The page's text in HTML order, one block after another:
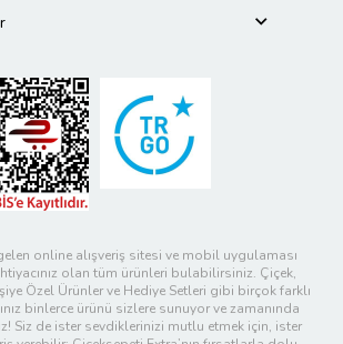
online alışveriş sitesi ve mobil uygulaması
olan tüm ürünleri bulabilirsiniz. Çiçek,
Özel Ürünler ve Hediye Setleri gibi birçok farklı
binlerce ürünü sizlere sunuyor ve zamanında
Siz de ister sevdiklerinizi mutlu etmek için, ister